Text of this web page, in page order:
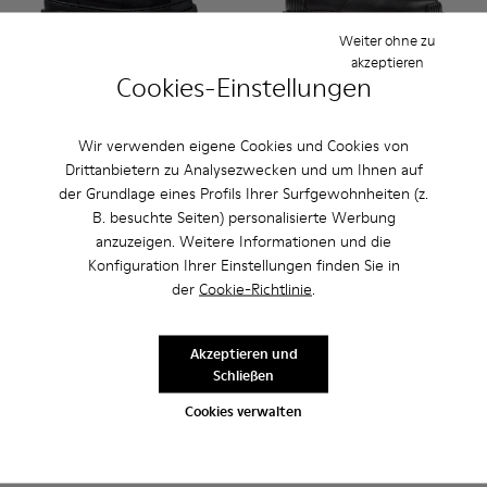
Cookies-Einstellungen
Wir verwenden eigene Cookies und Cookies von
Drittanbietern zu Analysezwecken und um Ihnen auf
der Grundlage eines Profils Ihrer Surfgewohnheiten (z.
B. besuchte Seiten) personalisierte Werbung
anzuzeigen. Weitere Informationen und die
Konfiguration Ihrer Einstellungen finden Sie in
der Cookie-Richtlinie.
Cookies verwalten
Weiter ohne zu
akzeptieren
Akzeptieren und
Schließen
Brutus+
Hinzufügen
Pix
150 €
Hinzufügen